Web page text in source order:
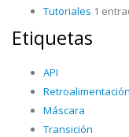
Tutoriales 1
Etiquetas
API
Retroalimentación
Máscara
Transición